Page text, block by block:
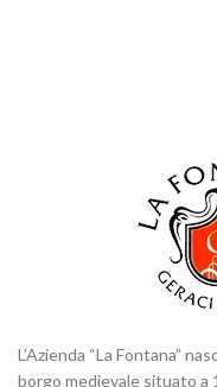
L’Azienda “La Fontana”
borgo medievale situato a